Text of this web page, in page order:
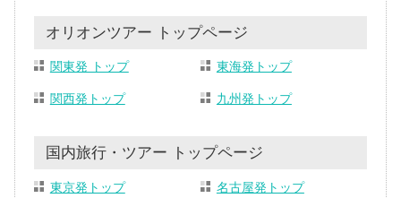
オリオンツアー トップページ
関東発 トップ 東海発トップ
関西発トップ 九州発トップ
国内旅行・ツアー トップページ
東京発トップ 名古屋発トップ